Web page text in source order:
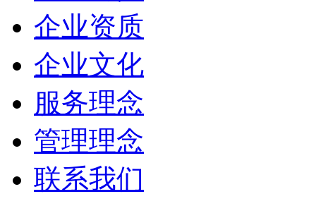
企业资质
企业文化
服务理念
管理理念
联系我们